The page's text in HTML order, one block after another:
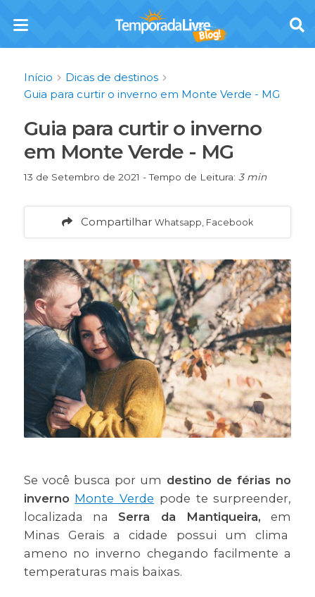
Início
Dicas de destinos
Guia para curtir o inverno em Monte Verde - MG
Guia para curtir o inverno
em Monte Verde - MG
13 de Setembro de 2021 - Tempo de Leitura: 3 min
Compartilhar Whatsapp, Facebook
Se você busca por um destino de férias no
inverno Monte Verde pode te surpreender,
localizada na Serra da Mantiqueira, em
Minas Gerais a cidade possui um clima
ameno no inverno chegando facilmente a
temperaturas mais baixas.